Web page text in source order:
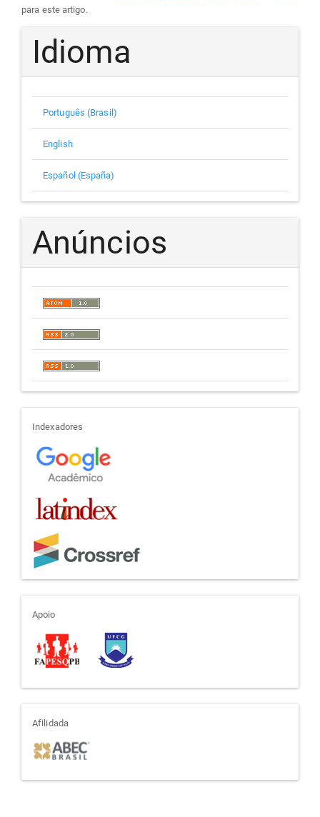
para este artigo.
Idioma
Português (Brasil)
English
Español (España)
Anúncios
indexadores
Indexadores
apoio
Apoio
afiliada
Afilidada